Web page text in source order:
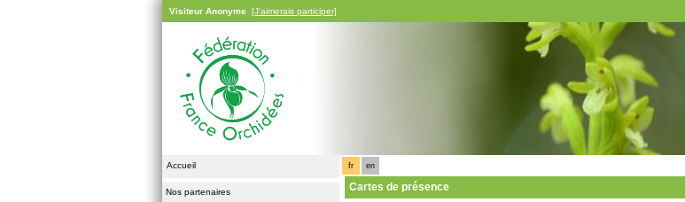
Visiteur Anonyme [J'aimerais participer]
Accueil
Nos partenaires
fr en
Cartes de présence